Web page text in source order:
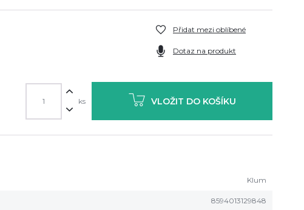
Přidat mezi oblíbené
Dotaz na produkt
ks VLOŽIT DO KOŠÍKU
Klum
8594013129848